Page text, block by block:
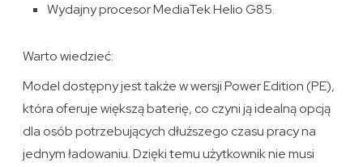
Wydajny procesor MediaTek Helio G85.
Warto wiedzieć:
Model dostępny jest także w wersji Power Edition (PE),
która oferuje większą baterię, co czyni ją idealną opcją
dla osób potrzebujących dłuższego czasu pracy na
jednym ładowaniu. Dzięki temu użytkownik nie musi